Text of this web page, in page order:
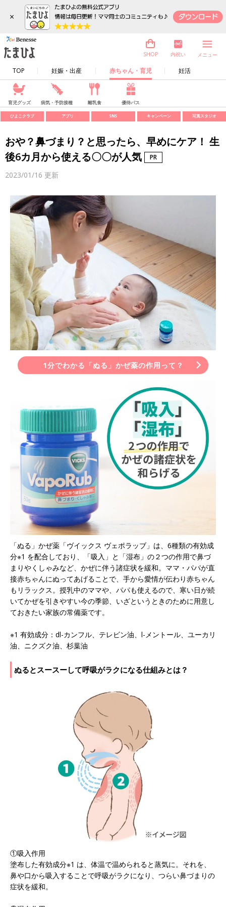
×
TOP 妊娠・出産 赤ちゃん・育児 妊活
SHOP 内祝い メニュー
育児グッズ 病気・予防接種 離乳食 優待パス
ひよこクラブ アプリ SNS キャンペーン 写真スタジオ
おや？鼻づまり？と思ったら、早めにケア！ 生
後6カ月から使える〇〇が人気
2023/01/16 更新
1分でわかる「ぬる」かぜ薬の作用って？
「ぬる」かぜ薬「ヴイックス ヴェポラッブ」は、6種類の有効成
分※︎1 を配合しており、「吸入」と「湿布」の２つの作用で鼻づ
まりやくしゃみなど、かぜに伴う諸症状を緩和。ママ・パパが直
接赤ちゃんにぬってあげることで、手から愛情が伝わり赤ちゃん
もリラックス。授乳中のママや、パパも使えるので、寒い日が続
いてかぜを引きやすい今の季節、いざというときのために用意し
ておきたい家族の常備薬です。
※1 有効成分：dl-カンフル、テレビン油、l-メントール、ユーカリ
油、ニクズク油、杉葉油
ぬるとスースーして呼吸がラクになる仕組みとは？
①吸入作用
塗布した有効成分※1 は、体温で温められると蒸気に。それを、
鼻や口から吸入することで呼吸がラクになり、つらい鼻づまりの
症状を緩和。